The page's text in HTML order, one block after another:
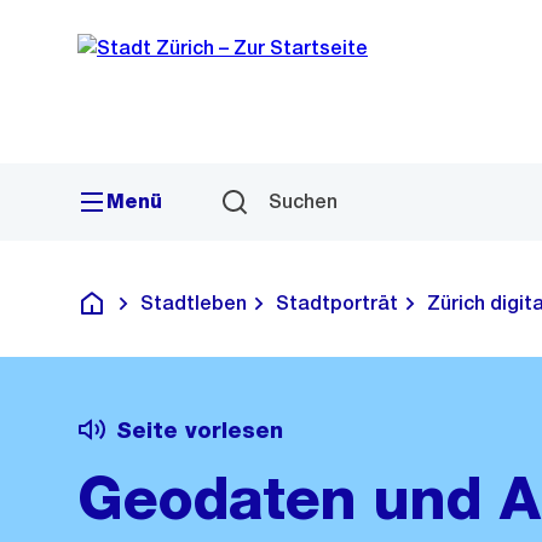
Navigation
Sprunglink
Menü Suchen
Deutsch
Stadtleben Stadtporträt Zürich
Seite vorlesen
Geodaten und